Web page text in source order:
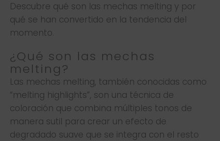
Descubre qué son las mechas melting y por
qué se han convertido en la tendencia del
momento.
¿Qué son las mechas
melting?
Las mechas melting, también conocidas como
“melting highlights”, son una técnica de
coloración que combina múltiples tonos de
manera sutil para crear un efecto de
degradado suave que se integra con el resto